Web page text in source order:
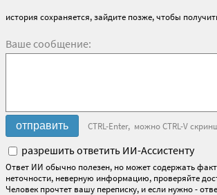
история сохраняется, зайдите позже, чтобы
Ваше сообщение:
CTRL-Enter, можно CTRL-V
разрешить ответить ИИ-Ассистенту
Ответ ИИ обычно полезен, но может содержать
неточности, неверную информацию, проверяйте
Человек прочтет вашу переписку, и если нужно -